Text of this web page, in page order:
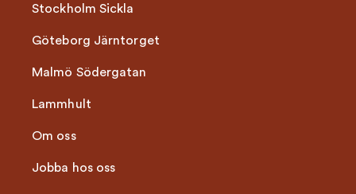
Stockholm Sickla
Göteborg Järntorget
Malmö Södergatan
Lammhult
Om oss
Jobba hos oss